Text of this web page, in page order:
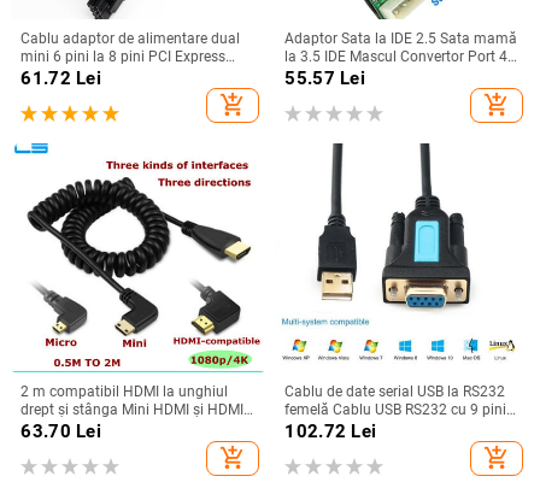
Cablu adaptor de alimentare dual
mini 6 pini la 8 pini PCI Express
pentru placa video pentru Mac Pro
Tower/Power Mac G5 15-inch
61.72 Lei
add_shopping_cart
Adaptor Sata la IDE 2.5 Sata mamă
la 3.5 IDE Mascul Convertor Port 40
PIN 1.5Gbs 2.5 la 3.5 Suport IDE
55.57 Lei
add_shopping_cart
2 m compatibil HDMI la unghiul
drept și stânga Mini HDMI și HDMI
și Micro HDMI mascul la masculin
Cablu flexibil elastic ondulat cu arc
V1.4 DSLR
63.70 Lei
add_shopping_cart
Cablu de date serial USB la RS232
femelă Cablu USB RS232 cu 9 pini
pentru afișaj electronic Cablu
RS232 de extensie a cântarului
electronic
102.72 Lei
add_shopping_cart